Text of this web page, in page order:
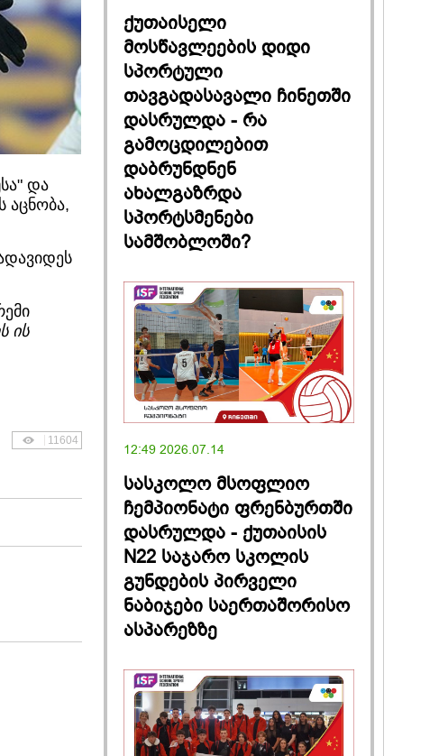
და
აცნობა,
ის
11604
ქუთაისელი
მოსწავლეების დიდი
სპორტული
თავგადასავალი ჩინეთში
დასრულდა - რა
გამოცდილებით
დაბრუნდნენ
ახალგაზრდა
სპორტსმენები
სამშობლოში?
12:49 2026.07.14
სასკოლო მსოფლიო
ჩემპიონატი ფრენბურთში
დასრულდა - ქუთაისის
N22 საჯარო სკოლის
გუნდების პირველი
ნაბიჯები საერთაშორისო
ასპარეზზე